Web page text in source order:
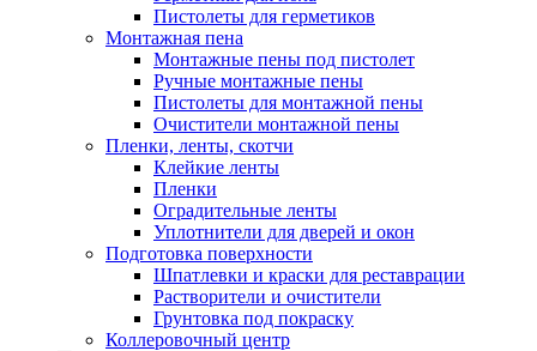
Пистолеты для герметиков
Монтажная пена
Монтажные пены под пистолет
Ручные монтажные пены
Пистолеты для монтажной пены
Очистители монтажной пены
Пленки, ленты, скотчи
Клейкие ленты
Пленки
Оградительные ленты
Уплотнители для дверей и окон
Подготовка поверхности
Шпатлевки и краски для реставрации
Растворители и очистители
Грунтовка под покраску
Коллеровочный центр